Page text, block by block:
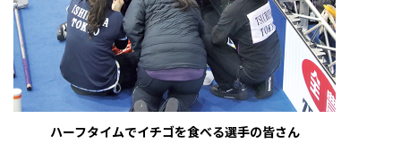
ハーフタイムでイチゴを食べる選手の皆さん